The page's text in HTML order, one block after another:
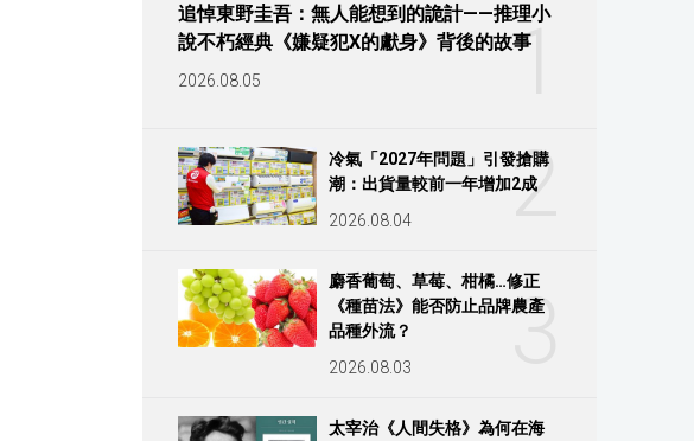
1
追悼東野圭吾：無人能想到的詭計——推理小
說不朽經典《嫌疑犯X的獻身》背後的故事
2026.08.05
2
冷氣「2027年問題」引發搶購
潮：出貨量較前一年增加2成
2026.08.04
3
麝香葡萄、草莓、柑橘…修正
《種苗法》能否防止品牌農產
品種外流？
2026.08.03
太宰治《人間失格》為何在海